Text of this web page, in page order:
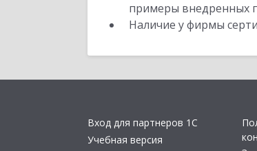
примеры внедренных
Наличие у фирмы
Вход для партнеров 1С
Учебная версия